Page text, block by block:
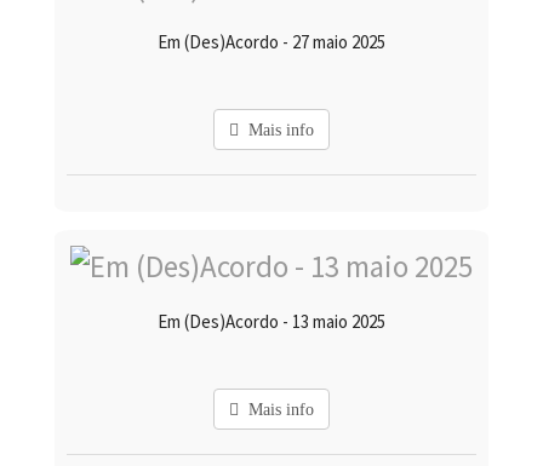
Em (Des)Acordo - 27 maio 2025
Mais info
Em (Des)Acordo - 13 maio 2025
Mais info